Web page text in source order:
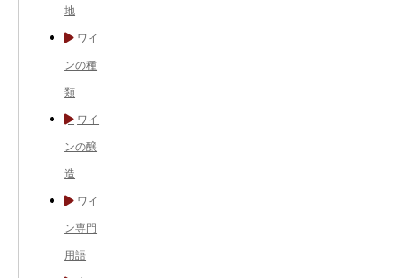
地
ワイ
ンの種
類
ワイ
ンの醸
造
ワイ
ン専門
用語